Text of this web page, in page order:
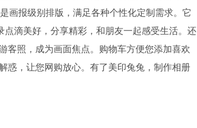
画报级别排版，满足各种个性化定制需求。它
滴美好，分享精彩，和朋友一起感受生活。还
客照，成为画面焦点。购物车方便您添加喜欢
惑，让您网购放心。有了美印兔兔，制作相册